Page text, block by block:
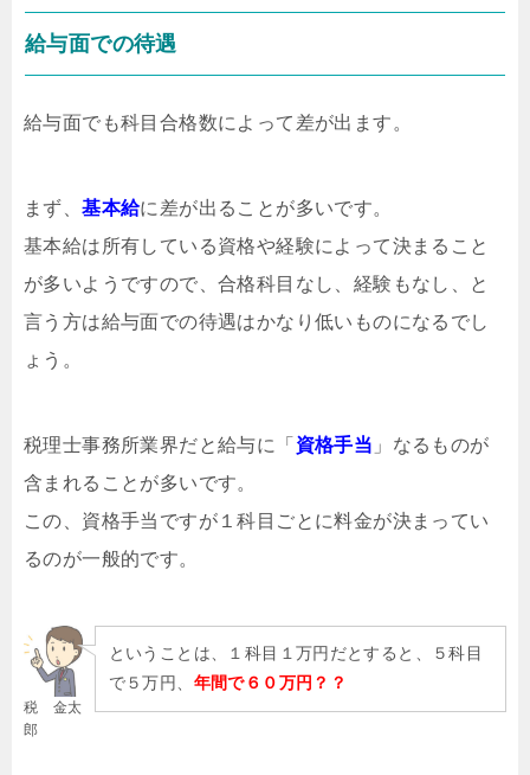
給与面での待遇
給与面でも科目合格数によって差が出ます。
まず、基本給に差が出ることが多いです。
基本給は所有している資格や経験によって決まること
が多いようですので、合格科目なし、経験もなし、と
言う方は給与面での待遇はかなり低いものになるでし
ょう。
税理士事務所業界だと給与に「 資格手当 」なるものが
含まれることが多いです。
この、資格手当ですが１科目ごとに料金が決まってい
るのが一般的です。
税 金太
郎
ということは、１科目１万円だとすると、５科目
で５万円、 年間で６０万円？？